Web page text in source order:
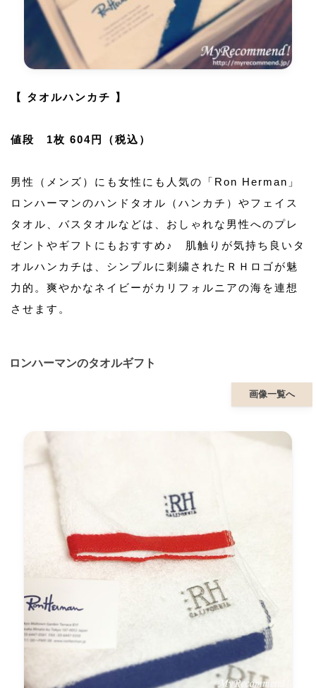
【 タオルハンカチ 】
値段 1枚 604円（税込）
男性（メンズ）にも女性にも人気の「Ron Herman」
ロンハーマンのハンドタオル（ハンカチ）やフェイス
タオル、バスタオルなどは、おしゃれな男性へのプレ
ゼントやギフトにもおすすめ♪ 肌触りが気持ち良いタ
オルハンカチは、シンプルに刺繍されたＲＨロゴが魅
力的。爽やかなネイビーがカリフォルニアの海を連想
させます。
ロンハーマンのタオルギフト
画像一覧へ